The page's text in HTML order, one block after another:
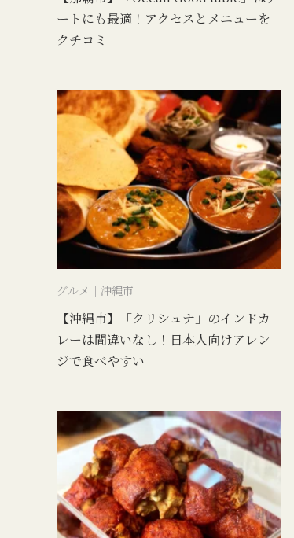
ートにも最適！アクセスとメニューを
クチコミ
グルメ｜沖縄市
【沖縄市】「クリシュナ」のインドカ
レーは間違いなし！日本人向けアレン
ジで食べやすい